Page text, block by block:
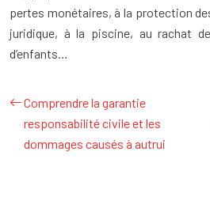
pertes monétaires, à la protection
juridique, à la piscine, au rachat
d’enfants…
Comprendre la garantie
responsabilité civile et les
dommages causés à autrui